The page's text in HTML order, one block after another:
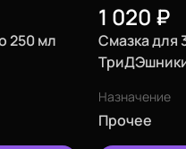
250 мл
1 020 ₽
Смазка для
Назначение
Прочее